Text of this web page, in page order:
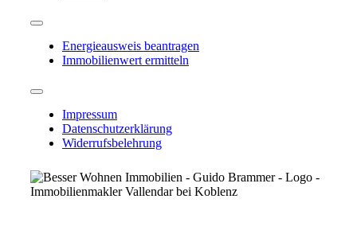
Toggle
NavigationEnergieausweis beantragen
Immobilienwert ermitteln
Toggle
NavigationImpressum
Datenschutzerklärung
Widerrufsbelehrung